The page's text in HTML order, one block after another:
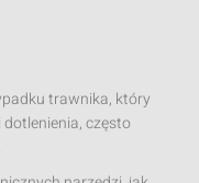
trawnika, który
często